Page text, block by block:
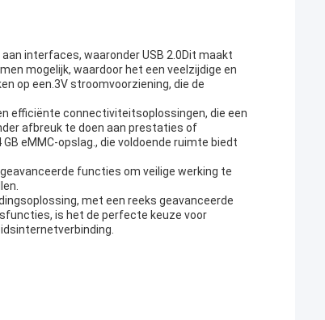
interfaces, waaronder USB 2.0Dit maakt
mogelijk, waardoor het een veelzijdige en
op een.3V stroomvoorziening, die de
efficiënte connectiviteitsoplossingen, die een
afbreuk te doen aan prestaties of
eMMC-opslag., die voldoende ruimte biedt
functies om veilige werking te
met een reeks geavanceerde
is het de perfecte keuze voor